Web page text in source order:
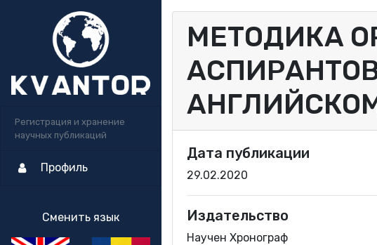
Регистрация и хранение
научных публикаций
Профиль
Сменить язык
МЕТОДИКА
Дата публикации
29.02.2020
Издательство
Научен Хронограф